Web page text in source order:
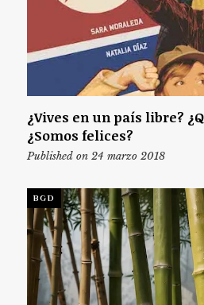
¿Vives en un país libre?
¿Somos felices?
Published on 24 marzo 2018
BGD